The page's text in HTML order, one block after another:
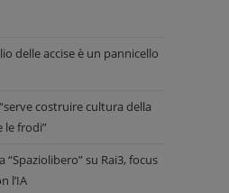
delle accise è un pannicello
costruire cultura della
le frodi”
su Rai3, focus
l’IA